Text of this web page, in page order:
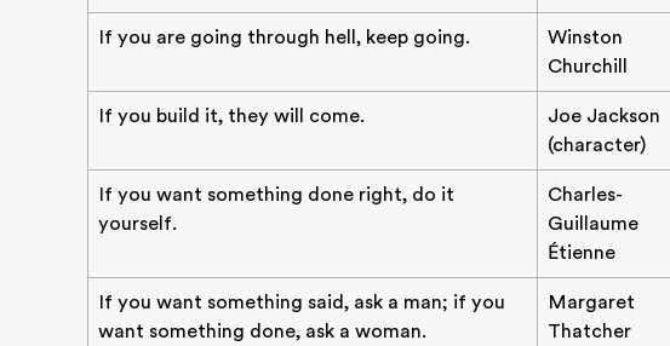
If you are going through hell, keep going.
Winston
Churchill
If you build it, they will come.
Joe Jackson
(character)
If you want something done right, do it
yourself.
Charles-
Guillaume
Étienne
If you want something said, ask a man; if you
want something done, ask a woman.
Margaret
Thatcher